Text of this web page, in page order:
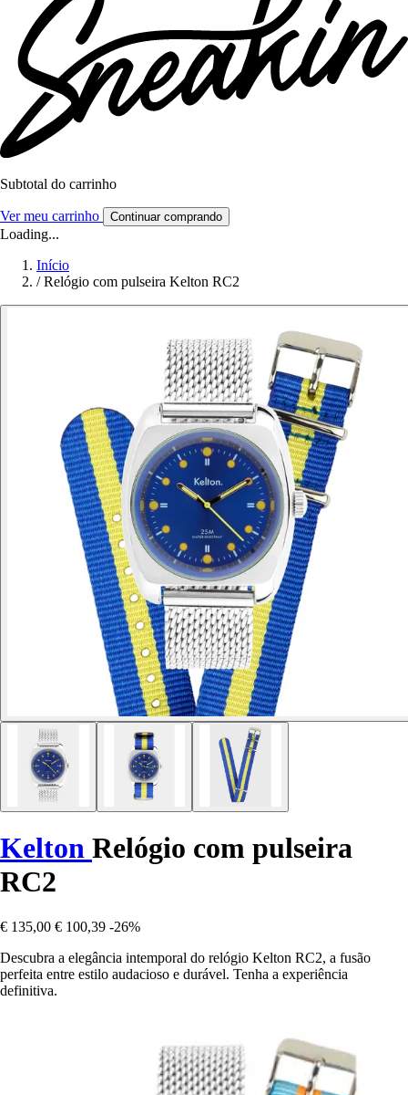
Subtotal do carrinho
Ver meu carrinho Continuar comprando
Loading...
Início
/ Relógio com pulseira Kelton RC2
Kelton Relógio com pulseira
RC2
€ 135,00 € 100,39 -26%
Descubra a elegância intemporal do relógio Kelton RC2, a fusão
perfeita entre estilo audacioso e durável. Tenha a experiência
definitiva.